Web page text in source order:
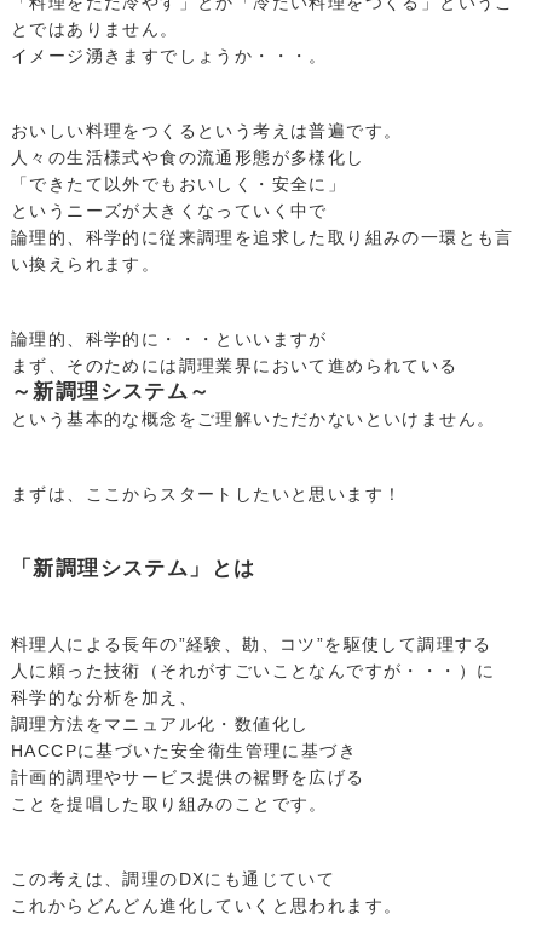
とではありません。
イメージ湧きますでしょうか・・・。
おいしい料理をつくるという考えは普遍です。
人々の生活様式や食の流通形態が多様化し
「できたて以外でもおいしく・安全に」
というニーズが大きくなっていく中で
論理的、科学的に従来調理を追求した取り組みの一環とも言
い換えられます。
論理的、科学的に・・・といいますが
まず、そのためには調理業界において進められている
～新調理システム～
という基本的な概念をご理解いただかないといけません。
まずは、ここからスタートしたいと思います！
「新調理システム」とは
料理人による長年の”経験、勘、コツ”を駆使して調理する
人に頼った技術（それがすごいことなんですが・・・）に
科学的な分析を加え、
調理方法をマニュアル化・数値化し
HACCPに基づいた安全衛生管理に基づき
計画的調理やサービス提供の裾野を広げる
ことを提唱した取り組みのことです。
この考えは、調理のDXにも通じていて
これからどんどん進化していくと思われます。